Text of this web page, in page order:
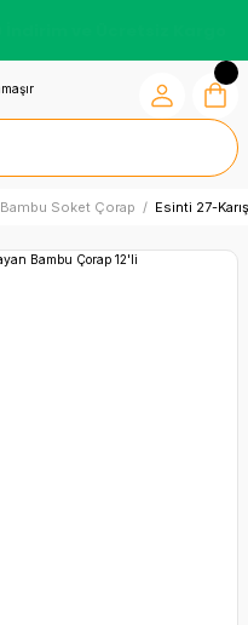
Bambu Soket Çorap Esinti 27-